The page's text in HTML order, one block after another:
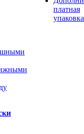
платная
упаковка